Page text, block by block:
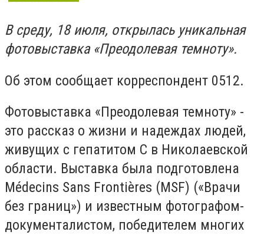
В среду, 18 июля, открылась уникальная
фотовыставка «Преодолевая темноту».
Об этом сообщает корреспондент 0512.
Фотовыставка «Преодолевая темноту» -
это рассказ о жизни и надеждах людей,
живущих с гепатитом С в Николаевской
области. Выставка была подготовлена ​​
Médecins Sans Frontières (MSF) («Врачи
без границ») и известным фотографом-
документалистом, победителем многих